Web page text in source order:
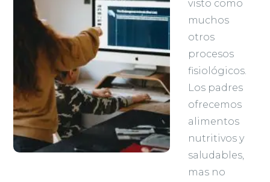
visto como
muchos
otros
procesos
fisiológicos.
Los padres
ofrecemos
alimentos
nutritivos y
saludables,
mas no